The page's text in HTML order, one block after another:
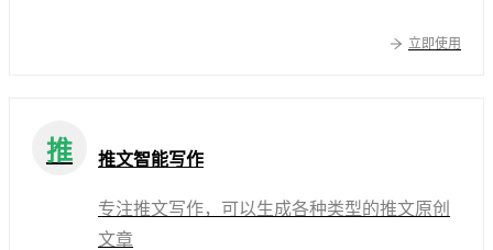
立即使用
推 推文智能写作
专注推文写作，可以生成各种类型的推文原创
文章